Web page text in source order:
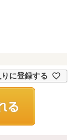
に登録する